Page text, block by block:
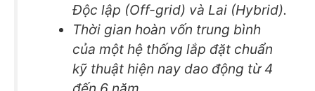
Độc lập (Off-grid) và Lai (Hybrid).
Thời gian hoàn vốn trung bình
của một hệ thống lắp đặt chuẩn
kỹ thuật hiện nay dao động từ 4